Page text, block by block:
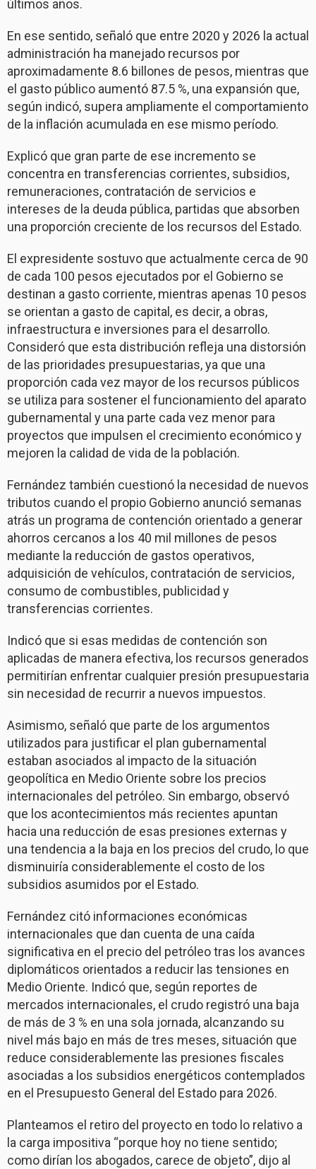
últimos años.
En ese sentido, señaló que entre 2020 y 2026 la actual
administración ha manejado recursos por
aproximadamente 8.6 billones de pesos, mientras que
el gasto público aumentó 87.5 %, una expansión que,
según indicó, supera ampliamente el comportamiento
de la inflación acumulada en ese mismo período.
Explicó que gran parte de ese incremento se
concentra en transferencias corrientes, subsidios,
remuneraciones, contratación de servicios e
intereses de la deuda pública, partidas que absorben
una proporción creciente de los recursos del Estado.
El expresidente sostuvo que actualmente cerca de 90
de cada 100 pesos ejecutados por el Gobierno se
destinan a gasto corriente, mientras apenas 10 pesos
se orientan a gasto de capital, es decir, a obras,
infraestructura e inversiones para el desarrollo.
Consideró que esta distribución refleja una distorsión
de las prioridades presupuestarias, ya que una
proporción cada vez mayor de los recursos públicos
se utiliza para sostener el funcionamiento del aparato
gubernamental y una parte cada vez menor para
proyectos que impulsen el crecimiento económico y
mejoren la calidad de vida de la población.
Fernández también cuestionó la necesidad de nuevos
tributos cuando el propio Gobierno anunció semanas
atrás un programa de contención orientado a generar
ahorros cercanos a los 40 mil millones de pesos
mediante la reducción de gastos operativos,
adquisición de vehículos, contratación de servicios,
consumo de combustibles, publicidad y
transferencias corrientes.
Indicó que si esas medidas de contención son
aplicadas de manera efectiva, los recursos generados
permitirían enfrentar cualquier presión presupuestaria
sin necesidad de recurrir a nuevos impuestos.
Asimismo, señaló que parte de los argumentos
utilizados para justificar el plan gubernamental
estaban asociados al impacto de la situación
geopolítica en Medio Oriente sobre los precios
internacionales del petróleo. Sin embargo, observó
que los acontecimientos más recientes apuntan
hacia una reducción de esas presiones externas y
una tendencia a la baja en los precios del crudo, lo que
disminuiría considerablemente el costo de los
subsidios asumidos por el Estado.
Fernández citó informaciones económicas
internacionales que dan cuenta de una caída
significativa en el precio del petróleo tras los avances
diplomáticos orientados a reducir las tensiones en
Medio Oriente. Indicó que, según reportes de
mercados internacionales, el crudo registró una baja
de más de 3 % en una sola jornada, alcanzando su
nivel más bajo en más de tres meses, situación que
reduce considerablemente las presiones fiscales
asociadas a los subsidios energéticos contemplados
en el Presupuesto General del Estado para 2026.
Planteamos el retiro del proyecto en todo lo relativo a
la carga impositiva “porque hoy no tiene sentido;
como dirían los abogados, carece de objeto”, dijo al